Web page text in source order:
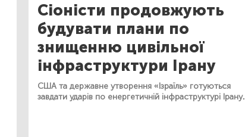
Сіоністи продовжують
будувати плани по
знищенню цивільної
інфраструктури Ірану
США та державне утворення «Ізраїль» готуються
завдати ударів по енергетичній інфраструктурі Ірану.